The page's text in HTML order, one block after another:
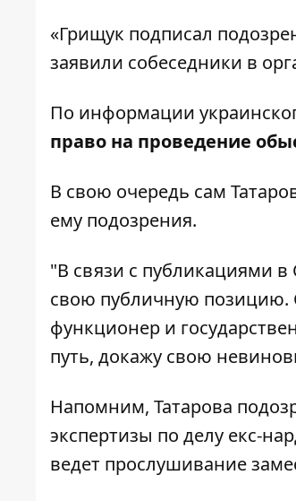
«Грищук подписал
заявили собеседники в
По информации
право на проведение
В свою очередь сам
ему подозрения.
"В связи с публикациями
свою публичную позицию.
функционер и
путь, докажу свою
Напомним, Татарова
экспертизы по делу екс-
ведет прослушивание